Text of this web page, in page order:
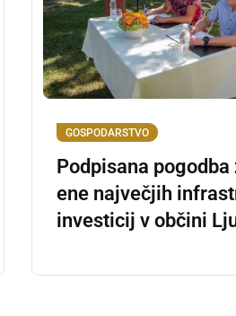
GOSPODARSTVO
Podpisana pogodba
ene največjih
investicij v občini